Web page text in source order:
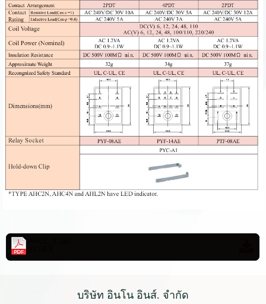
บริษัท อินโน อินส์. จำกัด